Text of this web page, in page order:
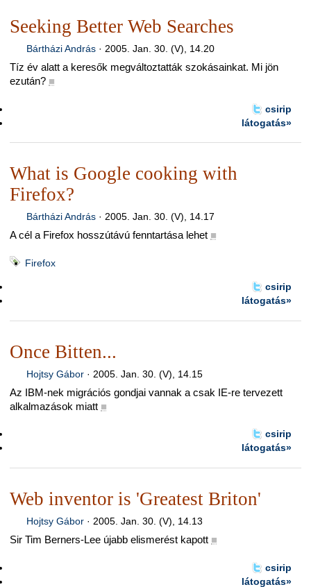
Seeking Better Web Searches
Bártházi András· 2005. Jan. 30. (V), 14.20
Tíz év alatt a keresők megváltoztatták szokásainkat. Mi jön
ezután? ■
csirip
látogatás»
What is Google cooking with
Firefox?
Bártházi András· 2005. Jan. 30. (V), 14.17
A cél a Firefox hosszútávú fenntartása lehet ■
Firefox
csirip
látogatás»
Once Bitten...
Hojtsy Gábor· 2005. Jan. 30. (V), 14.15
Az IBM-nek migrációs gondjai vannak a csak IE-re tervezett
alkalmazások miatt ■
csirip
látogatás»
Web inventor is 'Greatest Briton'
Hojtsy Gábor· 2005. Jan. 30. (V), 14.13
Sir Tim Berners-Lee újabb elismerést kapott ■
csirip
látogatás»